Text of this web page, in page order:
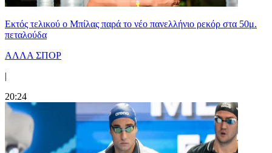
Εκτός τελικού ο Μπίλας παρά το νέο πανελλήνιο ρεκόρ στα 50μ.
πεταλούδα
ΑΛΛΑ ΣΠΟΡ
|
20:24